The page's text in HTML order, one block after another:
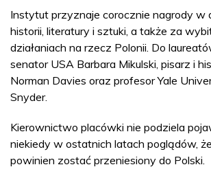
Instytut przyznaje corocznie nagrody w
historii, literatury i sztuki, a także za
działaniach na rzecz Polonii. Do
senator USA Barbara Mikulski, pisarz i
Norman Davies oraz profesor Yale
Snyder.
Kierownictwo placówki nie podziela
niekiedy w ostatnich latach poglądów,
powinien zostać przeniesiony do Polski.